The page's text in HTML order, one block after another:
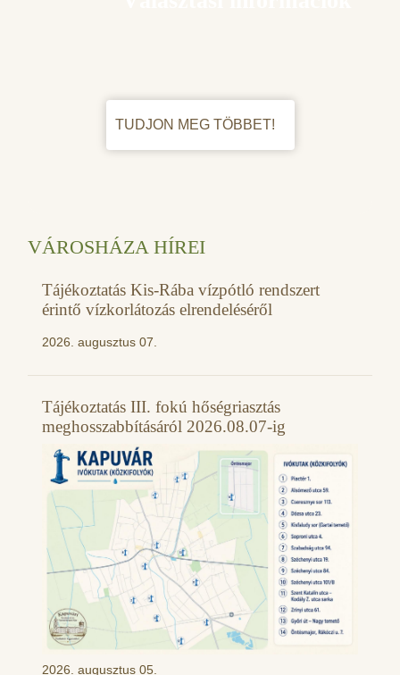
TUDJON MEG TÖBBET!
VÁROSHÁZA HÍREI
Tájékoztatás Kis-Rába vízpótló rendszert
érintő vízkorlátozás elrendeléséről
2026. augusztus 07.
Tájékoztatás III. fokú hőségriasztás
meghosszabbításáról 2026.08.07-ig
2026. augusztus 05.